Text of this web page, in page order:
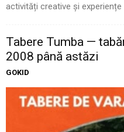
activități creative și experiențe
Tabere Tumba —
2008 până astăzi
GOKID